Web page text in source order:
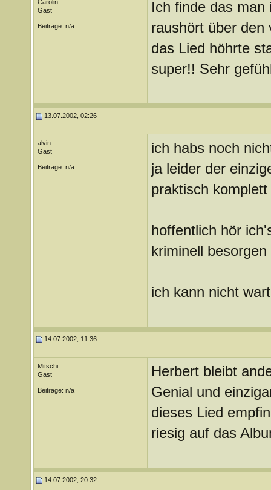
Carolin
Gast
Beiträge: n/a
Ich finde das man
raushört über den
das Lied höhrte
super!! Sehr
13.07.2002, 02:26
alvin
Gast
Beiträge: n/a
ich habs noch
ja leider der
praktisch
hoffentlich hör
kriminell
ich kann nicht
14.07.2002, 11:36
Mitschi
Gast
Beiträge: n/a
Herbert bleibt
Genial und
dieses Lied
riesig auf das
14.07.2002, 20:32